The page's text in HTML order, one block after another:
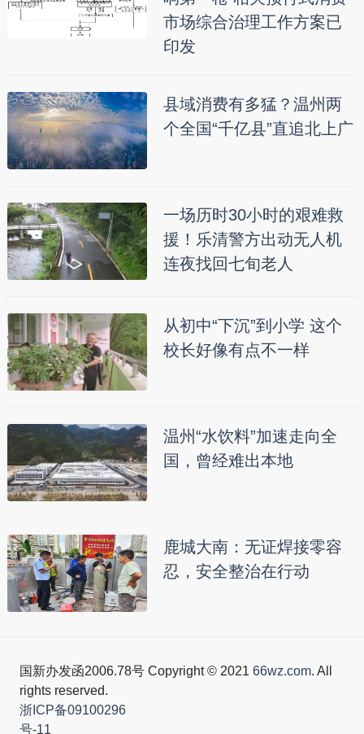
市场综合治理工作方案已
印发
县域消费有多猛？温州两
个全国“千亿县”直追北上广
一场历时30小时的艰难救
援！乐清警方出动无人机
连夜找回七旬老人
从初中“下沉”到小学 这个
校长好像有点不一样
温州“水饮料”加速走向全
国，曾经难出本地
鹿城大南：无证焊接零容
忍，安全整治在行动
国新办发函2006.78号 Copyright © 2021 66wz.com. All
rights reserved.
浙ICP备09100296
号-11